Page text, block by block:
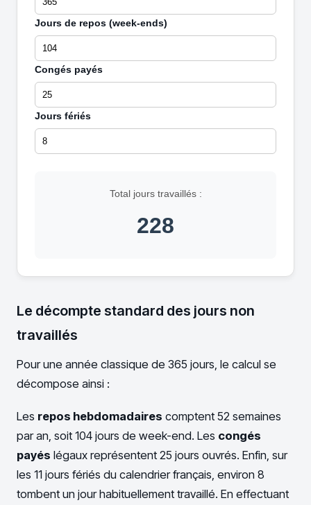
Jours de repos (week-ends)
Congés payés
Jours fériés
Total jours travaillés :
228
Le décompte standard des jours non
travaillés
Pour une année classique de 365 jours, le calcul se
décompose ainsi :
Les repos hebdomadaires comptent 52 semaines
par an, soit 104 jours de week-end. Les congés
payés légaux représentent 25 jours ouvrés. Enfin, sur
les 11 jours fériés du calendrier français, environ 8
tombent un jour habituellement travaillé. En effectuant